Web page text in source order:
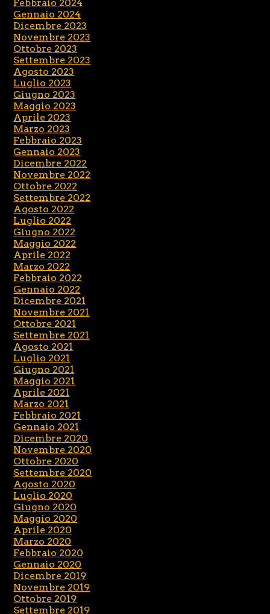
Febbraio 2024
Gennaio 2024
Dicembre 2023
Novembre 2023
Ottobre 2023
Settembre 2023
Agosto 2023
Luglio 2023
Giugno 2023
Maggio 2023
Aprile 2023
Marzo 2023
Febbraio 2023
Gennaio 2023
Dicembre 2022
Novembre 2022
Ottobre 2022
Settembre 2022
Agosto 2022
Luglio 2022
Giugno 2022
Maggio 2022
Aprile 2022
Marzo 2022
Febbraio 2022
Gennaio 2022
Dicembre 2021
Novembre 2021
Ottobre 2021
Settembre 2021
Agosto 2021
Luglio 2021
Giugno 2021
Maggio 2021
Aprile 2021
Marzo 2021
Febbraio 2021
Gennaio 2021
Dicembre 2020
Novembre 2020
Ottobre 2020
Settembre 2020
Agosto 2020
Luglio 2020
Giugno 2020
Maggio 2020
Aprile 2020
Marzo 2020
Febbraio 2020
Gennaio 2020
Dicembre 2019
Novembre 2019
Ottobre 2019
Settembre 2019